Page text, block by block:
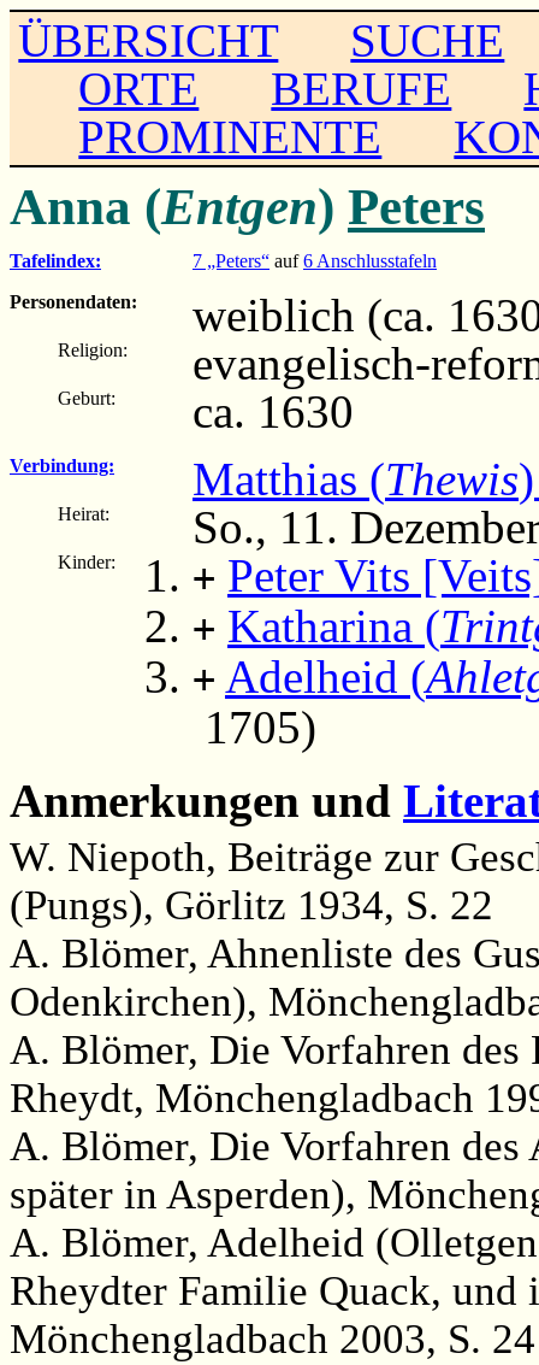
ÜBERSICHT
SUCHE
ORTE
BERUFE
PROMINENTE
Anna (Entgen) Peters
Tafelindex: 7 „Peters“ auf6 Anschlusstafeln
Personendaten:
weiblich (ca.
Religion: evangelisch-
Geburt: ca. 1630
Verbindung: Matthias (Thewis
Heirat: So., 11.
Kinder: + Peter Vits
+ Katharina (
+ Adelheid (
1705)
Anmerkungen und
W. Niepoth, Beiträge zur
(Pungs), Görlitz 1934, S. 22
A. Blömer, Ahnenliste des
Odenkirchen),
A. Blömer, Die Vorfahren
Rheydt, Mönchengladbach
A. Blömer, Die Vorfahren
später in Asperden),
A. Blömer, Adelheid
Rheydter Familie Quack, und
Mönchengladbach 2003, S. 24